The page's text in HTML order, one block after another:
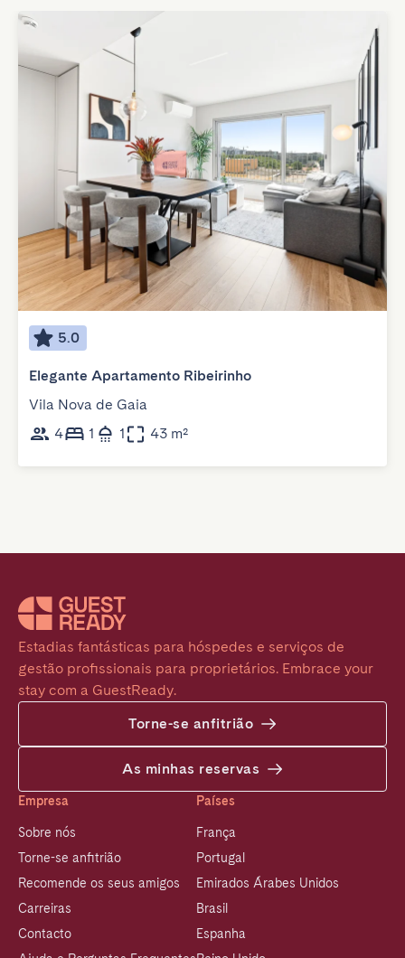
5.0
Elegante Apartamento Ribeirinho
Vila Nova de Gaia
4
1 1 43 m²
Estadias fantásticas para hóspedes e serviços de
gestão profissionais para proprietários. Embrace your
stay com a GuestReady.
Torne-se anfitrião
As minhas reservas
Empresa
Sobre nós
Torne-se anfitrião
Recomende os seus amigos
Carreiras
Contacto
Países
França
Portugal
Emirados Árabes Unidos
Brasil
Espanha